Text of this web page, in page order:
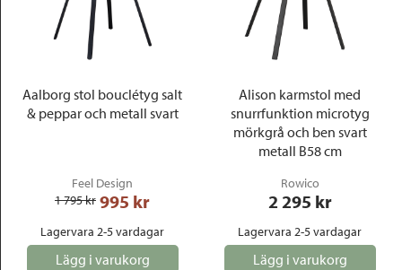
Aalborg stol bouclétyg salt
& peppar och metall svart
Feel Design
1 795 kr 995 kr
Lagervara 2-5 vardagar
Lägg i varukorg
Alison karmstol med
snurrfunktion microtyg
mörkgrå och ben svart
metall B58 cm
Rowico
2 295 kr
Lagervara 2-5 vardagar
Lägg i varukorg